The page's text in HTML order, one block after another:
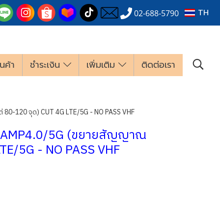
02-688-5790 TH
ค้า ชำระเงิน เพิ่มเติม ติดต่อเรา
120 จุด) CUT 4G LTE/5G - NO PASS VHF
AMP4.0/5G (ขยายสัญญาณ
5G - NO PASS VHF